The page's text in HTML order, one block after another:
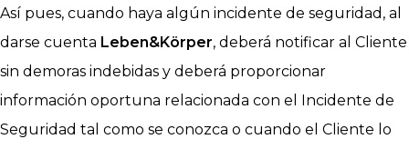
Así pues, cuando haya algún incidente de seguridad, al
darse cuenta Leben&Körper, deberá notificar al Cliente
sin demoras indebidas y deberá proporcionar
información oportuna relacionada con el Incidente de
Seguridad tal como se conozca o cuando el Cliente lo